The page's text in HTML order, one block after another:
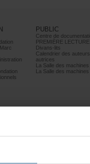
PUBLIC
PREMIÈRELECTURE
Divans-lits
autrices